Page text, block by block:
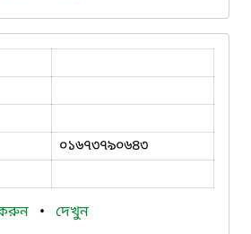
০১৬৭৩৭৯০৬৪৩
করুন • দেখুন